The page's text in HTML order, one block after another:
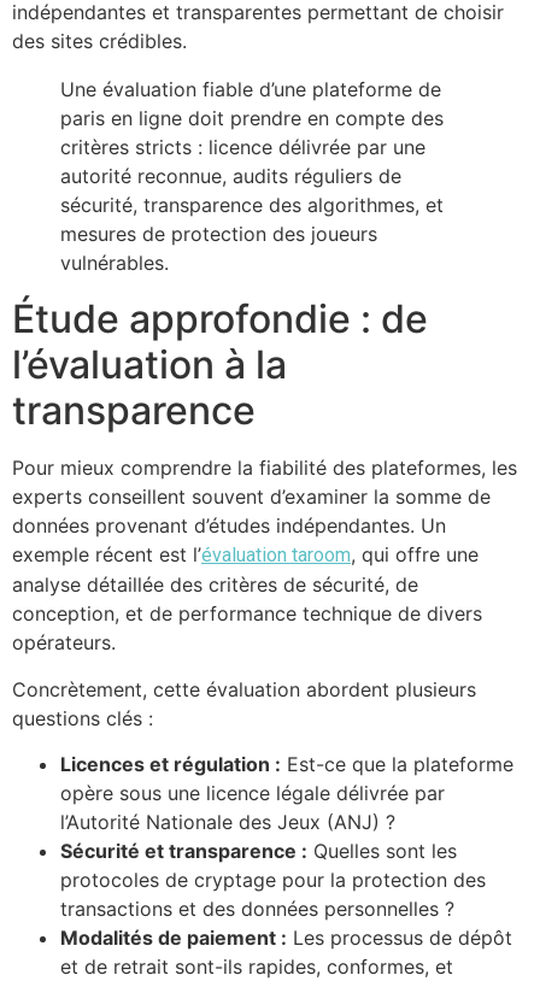
indépendantes et transparentes permettant de choisir
des sites crédibles.
Une évaluation fiable d’une plateforme de
paris en ligne doit prendre en compte des
critères stricts : licence délivrée par une
autorité reconnue, audits réguliers de
sécurité, transparence des algorithmes, et
mesures de protection des joueurs
vulnérables.
Étude approfondie : de
l’évaluation à la
transparence
Pour mieux comprendre la fiabilité des plateformes, les
experts conseillent souvent d’examiner la somme de
données provenant d’études indépendantes. Un
exemple récent est l’évaluation taroom, qui offre une
analyse détaillée des critères de sécurité, de
conception, et de performance technique de divers
opérateurs.
Concrètement, cette évaluation abordent plusieurs
questions clés :
Licences et régulation : Est-ce que la plateforme
opère sous une licence légale délivrée par
l’Autorité Nationale des Jeux (ANJ) ?
Sécurité et transparence : Quelles sont les
protocoles de cryptage pour la protection des
transactions et des données personnelles ?
Modalités de paiement : Les processus de dépôt
et de retrait sont-ils rapides, conformes, et